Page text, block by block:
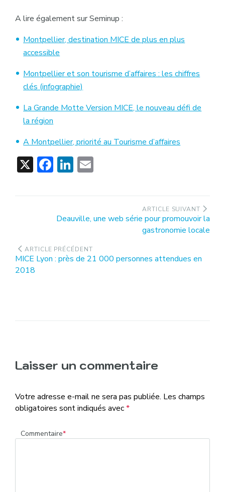
A lire également sur Seminup :
Montpellier, destination MICE de plus en plus
accessible
Montpellier et son tourisme d’affaires : les chiffres
clés (infographie)
La Grande Motte Version MICE, le nouveau défi de
la région
A Montpellier, priorité au Tourisme d’affaires
X Facebook
LinkedIn
ARTICLE PRÉCÉDENT
Article
précédent
:
MICE Lyon : près de 21 000 personnes attendues en
2018
ARTICLE SUIVANT
Article
suivant
Deauville, une web série pour promouvoir la
gastronomie locale
Laisser un commentaire
Votre adresse e-mail ne sera pas publiée. Les champs
obligatoires sont indiqués avec*
Commentaire*